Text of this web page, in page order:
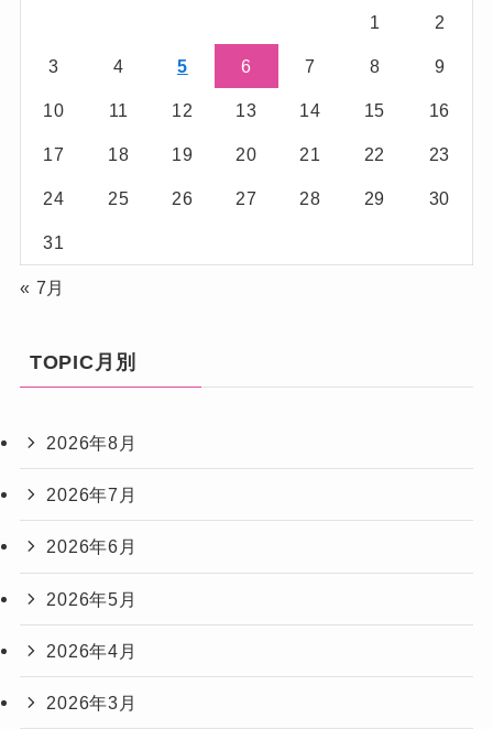
1 2
3 4 5 6 7 8 9
10 11 12 13 14 15 16
17 18 19 20 21 22 23
24 25 26 27 28 29 30
31
« 7月
TOPIC月別
2026年8月
2026年7月
2026年6月
2026年5月
2026年4月
2026年3月